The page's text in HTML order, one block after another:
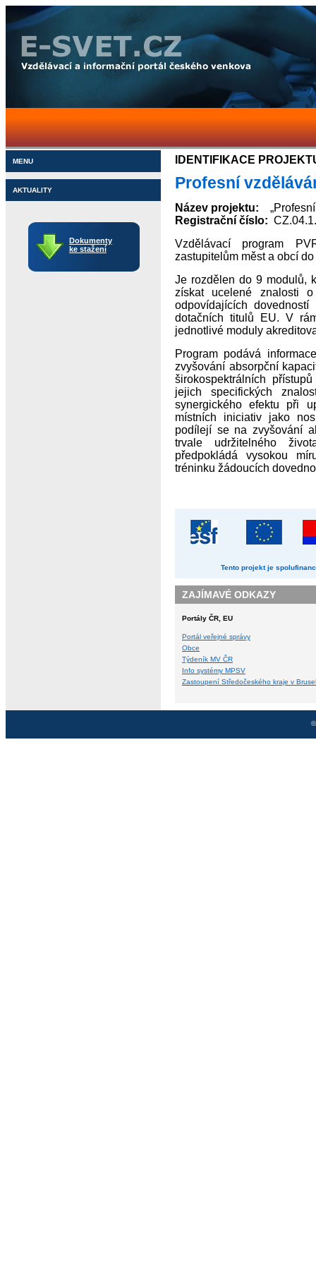
MENU
AKTUALITY
Dokumenty
ke stažení
IDENTIFIKACE
Profesní
Název projektu: „Profesní
Registrační číslo:
Vzdělávací program
zastupitelům měst a obcí
Je rozdělen do 9 modulů,
získat ucelené znalosti
odpovídajících
dotačních titulů EU. V
jednotlivé moduly
Program podává
zvyšování absorpční
širokospektrálních
jejich specifických
synergického efektu při
místních iniciativ jako
podílejí se na zvyšování
trvale udržitelného
předpokládá vysokou
tréninku žádoucích
Tento projekt je
ZAJÍMAVÉ ODKAZY
Portály ČR, EU
Portál veřejné správy
Obce
Týdeník MV ČR
Info systémy MPSV
Zastoupení Středočeského kraje v